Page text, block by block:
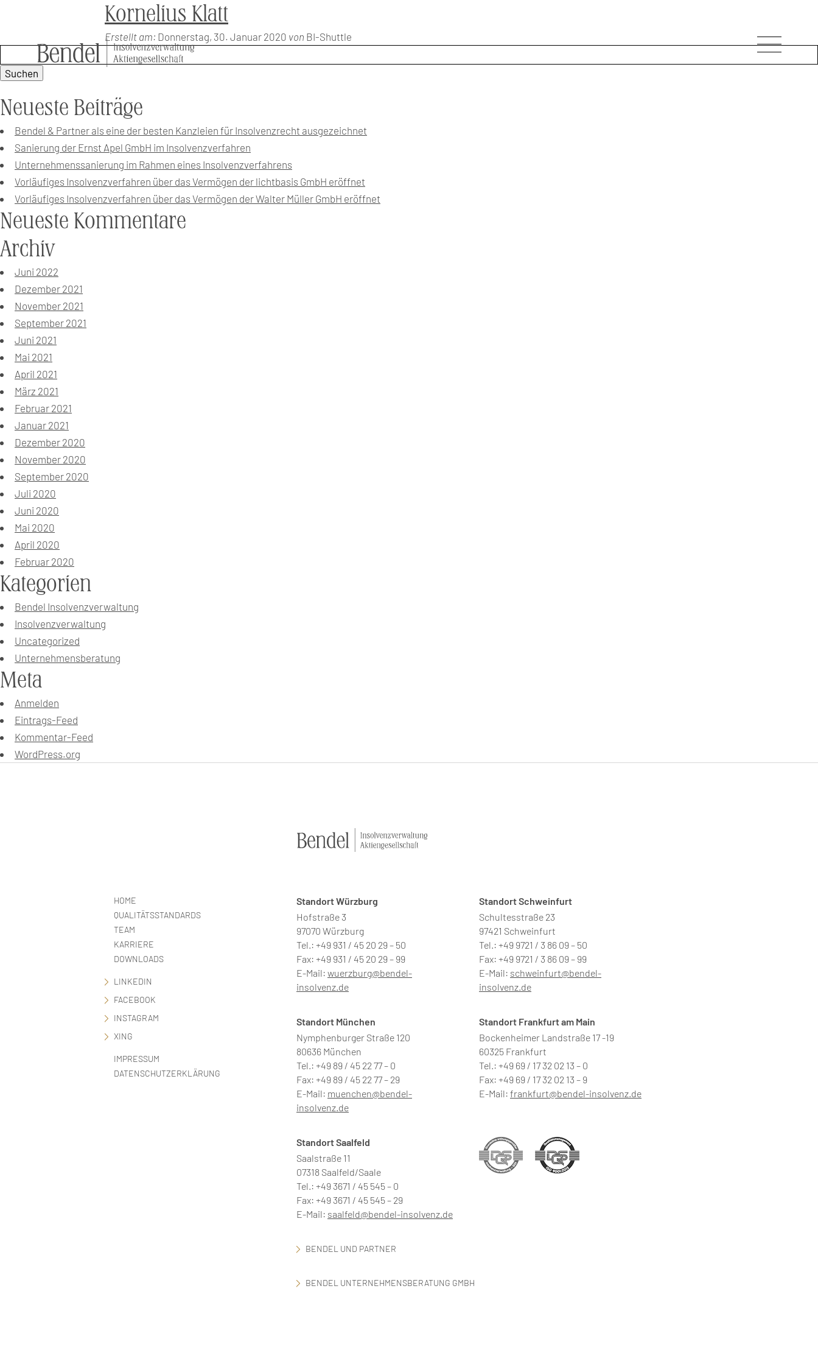
Kornelius Klatt
Erstellt am: Donnerstag, 30. Januar 2020 von BI-Shuttle
Neueste Beiträge
Bendel & Partner als eine der besten Kanzleien für Insolvenzrecht ausgezeichnet
Sanierung der Ernst Apel GmbH im Insolvenzverfahren
Unternehmenssanierung im Rahmen eines Insolvenzverfahrens
Vorläufiges Insolvenzverfahren über das Vermögen der lichtbasis GmbH eröffnet
Vorläufiges Insolvenzverfahren über das Vermögen der Walter Müller GmbH eröffnet
Neueste Kommentare
Archiv
Juni 2022
Dezember 2021
November 2021
September 2021
Juni 2021
Mai 2021
April 2021
März 2021
Februar 2021
Januar 2021
Dezember 2020
November 2020
September 2020
Juli 2020
Juni 2020
Mai 2020
April 2020
Februar 2020
Kategorien
Bendel Insolvenzverwaltung
Insolvenzverwaltung
Uncategorized
Unternehmensberatung
Meta
Anmelden
Eintrags-Feed
Kommentar-Feed
WordPress.org
HOME
QUALITÄTSSTANDARDS
TEAM
KARRIERE
DOWNLOADS
LINKEDIN
FACEBOOK
INSTAGRAM
XING
IMPRESSUM
DATENSCHUTZERKLÄRUNG
Standort Würzburg
Hofstraße 3
97070 Würzburg
Tel.: +49 931 / 45 20 29 – 50
Fax: +49 931 / 45 20 29 – 99
E-Mail: wuerzburg@bendel-
insolvenz.de
Standort Schweinfurt
Schultesstraße 23
97421 Schweinfurt
Tel.: +49 9721 / 3 86 09 – 50
Fax: +49 9721 / 3 86 09 – 99
E-Mail: schweinfurt@bendel-
insolvenz.de
Standort München
Nymphenburger Straße 120
80636 München
Tel.: +49 89 / 45 22 77 – 0
Fax: +49 89 / 45 22 77 – 29
E-Mail: muenchen@bendel-
insolvenz.de
Standort Frankfurt am Main
Bockenheimer Landstraße 17 -19
60325 Frankfurt
Tel.: +49 69 / 17 32 02 13 – 0
Fax: +49 69 / 17 32 02 13 – 9
E-Mail: frankfurt@bendel-insolvenz.de
Standort Saalfeld
Saalstraße 11
07318 Saalfeld/Saale
Tel.: +49 3671 / 45 545 – 0
Fax: +49 3671 / 45 545 – 29
E-Mail: saalfeld@bendel-insolvenz.de
BENDEL UND PARTNER
BENDEL UNTERNEHMENSBERATUNG GMBH